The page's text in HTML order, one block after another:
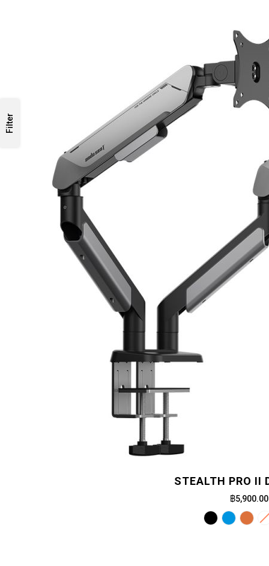
STEALTH PRO II
฿5,900.00
Filter